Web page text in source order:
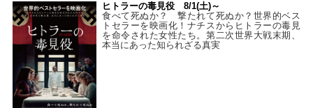
ヒトラーの毒見役 8/1(土)～
食べて死ぬか？ 撃たれて死ぬか？世界的ベス
トセラーを映画化！ナチスからヒトラーの毒見
を命令された女性たち。第二次世界大戦末期、
本当にあった知られざる真実